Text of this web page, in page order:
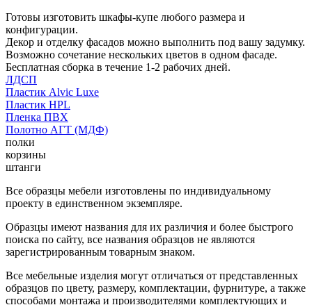
Готовы изготовить шкафы-купе любого размера и
конфигурации.
Декор и отделку фасадов можно выполнить под вашу задумку.
Возможно сочетание нескольких цветов в одном фасаде.
Бесплатная сборка в течение 1-2 рабочих дней.
ЛДСП
Пластик Alvic Luxe
Пластик HPL
Пленка ПВХ
Полотно АГТ (МДФ)
полки
корзины
штанги
Все образцы мебели изготовлены по индивидуальному
проекту в единственном экземпляре.
Образцы имеют названия для их различия и более быстрого
поиска по сайту, все названия образцов не являются
зарегистрированным товарным знаком.
Все мебельные изделия могут отличаться от представленных
образцов по цвету, размеру, комплектации, фурнитуре, а также
способами монтажа и производителями комплектующих и